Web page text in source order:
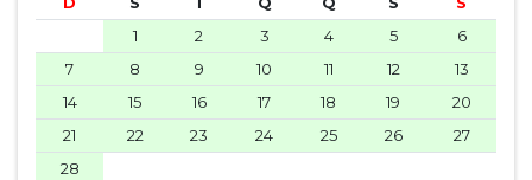
1
2 3 4 5
6
7
8 9 10 11 12
13
14
15 16 17 18 19
20
21
22 23 24 25 26
27
28